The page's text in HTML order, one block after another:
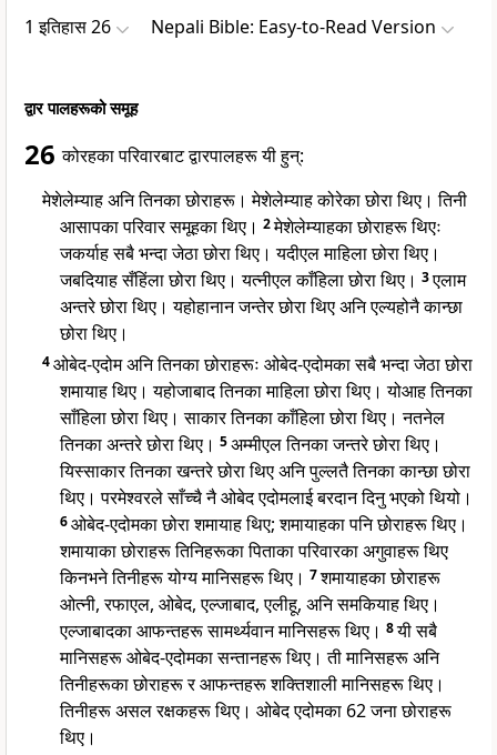
1 इतिहास 26 Nepali Bible: Easy-to-Read Version
द्वार पालहरूको समूह
26कोरहका परिवारबाट द्वारपालहरू यी हुन्:
मेशेलेम्याह अनि तिनका छोराहरू। मेशेलेम्याह कोरेका छोरा थिए। तिनी
आसापका परिवार समूहका थिए। 2मेशेलेम्याहका छोराहरू थिएः
जकर्याह सबै भन्दा जेठा छोरा थिए। यदीएल माहिला छोरा थिए।
जबदियाह सँहिंला छोरा थिए। यत्नीएल काँहिला छोरा थिए। 3एलाम
अन्तरे छोरा थिए। यहोहानान जन्तेर छोरा थिए अनि एल्यहोनै कान्छा
छोरा थिए।
4ओबेद-एदोम अनि तिनका छोराहरूः ओबेद-एदोमका सबै भन्दा जेठा छोरा
शमायाह थिए। यहोजाबाद तिनका माहिला छोरा थिए। योआह तिनका
साँहिला छोरा थिए। साकार तिनका काँहिला छोरा थिए। नतनेल
तिनका अन्तरे छोरा थिए। 5अम्मीएल तिनका जन्तरे छोरा थिए।
यिस्साकार तिनका खन्तरे छोरा थिए अनि पुल्लतै तिनका कान्छा छोरा
थिए। परमेश्वरले साँच्चै नै ओबेद एदोमलाई बरदान दिनु भएको थियो।
6ओबेद-एदोमका छोरा शमायाह थिए; शमायाहका पनि छोराहरू थिए।
शमायाका छोराहरू तिनिहरूका पिताका परिवारका अगुवाहरू थिए
किनभने तिनीहरू योग्य मानिसहरू थिए। 7शमायाहका छोराहरू
ओत्नी, रफाएल, ओबेद, एल्जाबाद, एलीहू, अनि समकियाह थिए।
एल्जाबादका आफन्तहरू सामर्थ्यवान मानिसहरू थिए। 8यी सबै
मानिसहरू ओबेद-एदोमका सन्तानहरू थिए। ती मानिसहरू अनि
तिनीहरूका छोराहरू र आफन्तहरू शक्तिशाली मानिसहरू थिए।
तिनीहरू असल रक्षकहरू थिए। ओबेद एदोमका 62 जना छोराहरू
थिए।